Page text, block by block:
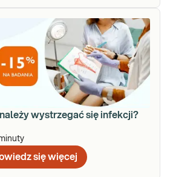
wystrzegać się infekcji?
się więcej